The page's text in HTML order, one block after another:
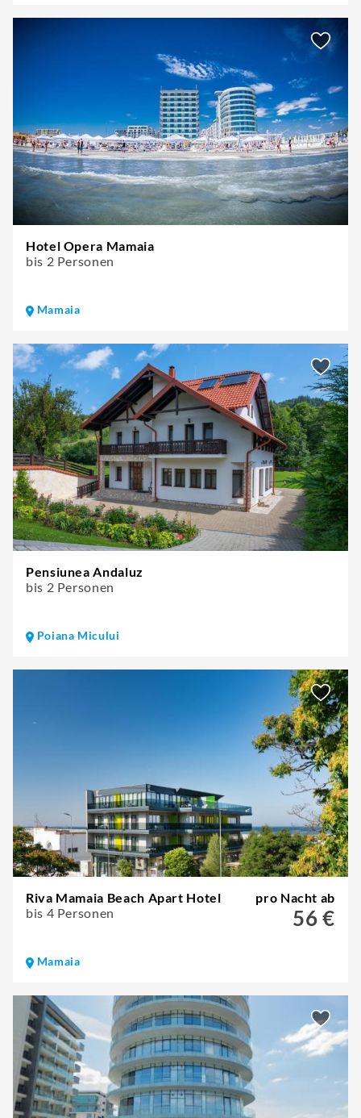
Hotel Opera Mamaia
bis 2 Personen
Mamaia
Pensiunea Andaluz
bis 2 Personen
Poiana Micului
Riva Mamaia Beach Apart Hotel
bis 4 Personen
pro Nacht ab
56 €
Mamaia